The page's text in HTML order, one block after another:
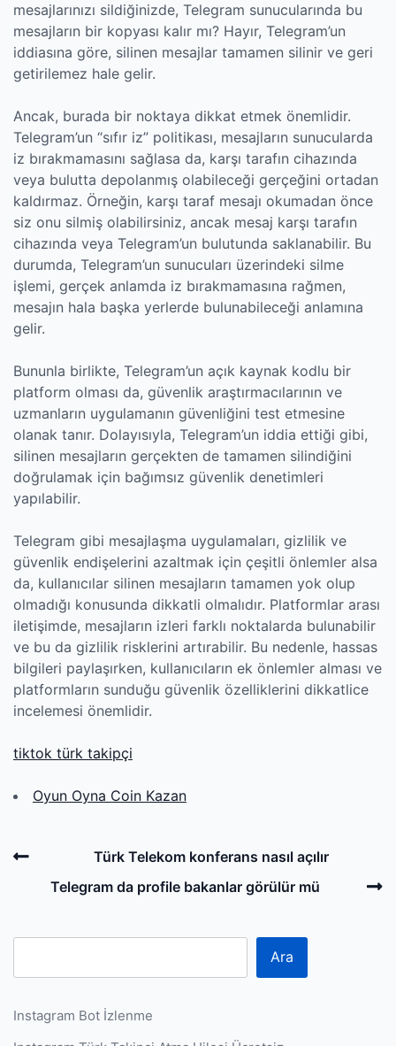
mesajlarınızı sildiğinizde, Telegram sunucularında bu
mesajların bir kopyası kalır mı? Hayır, Telegram’un
iddiasına göre, silinen mesajlar tamamen silinir ve geri
getirilemez hale gelir.
Ancak, burada bir noktaya dikkat etmek önemlidir.
Telegram’un “sıfır iz” politikası, mesajların sunucularda
iz bırakmamasını sağlasa da, karşı tarafın cihazında
veya bulutta depolanmış olabileceği gerçeğini ortadan
kaldırmaz. Örneğin, karşı taraf mesajı okumadan önce
siz onu silmiş olabilirsiniz, ancak mesaj karşı tarafın
cihazında veya Telegram’un bulutunda saklanabilir. Bu
durumda, Telegram’un sunucuları üzerindeki silme
işlemi, gerçek anlamda iz bırakmamasına rağmen,
mesajın hala başka yerlerde bulunabileceği anlamına
gelir.
Bununla birlikte, Telegram’un açık kaynak kodlu bir
platform olması da, güvenlik araştırmacılarının ve
uzmanların uygulamanın güvenliğini test etmesine
olanak tanır. Dolayısıyla, Telegram’un iddia ettiği gibi,
silinen mesajların gerçekten de tamamen silindiğini
doğrulamak için bağımsız güvenlik denetimleri
yapılabilir.
Telegram gibi mesajlaşma uygulamaları, gizlilik ve
güvenlik endişelerini azaltmak için çeşitli önlemler alsa
da, kullanıcılar silinen mesajların tamamen yok olup
olmadığı konusunda dikkatli olmalıdır. Platformlar arası
iletişimde, mesajların izleri farklı noktalarda bulunabilir
ve bu da gizlilik risklerini artırabilir. Bu nedenle, hassas
bilgileri paylaşırken, kullanıcıların ek önlemler alması ve
platformların sunduğu güvenlik özelliklerini dikkatlice
incelemesi önemlidir.
tiktok türk takipçi
Oyun Oyna Coin Kazan
Post
navigation
Previous
Türk Telekom konferans nasıl açılır
Telegram da profile bakanlar görülür mü
Ara
Instagram Bot İzlenme